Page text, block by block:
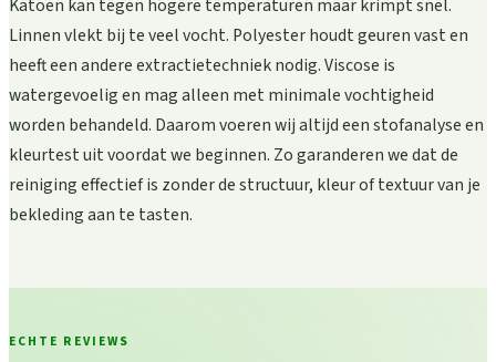
Katoen kan tegen hogere temperaturen maar krimpt snel.
Linnen vlekt bij te veel vocht. Polyester houdt geuren vast en
heeft een andere extractietechniek nodig. Viscose is
watergevoelig en mag alleen met minimale vochtigheid
worden behandeld. Daarom voeren wij altijd een stofanalyse en
kleurtest uit voordat we beginnen. Zo garanderen we dat de
reiniging effectief is zonder de structuur, kleur of textuur van je
bekleding aan te tasten.
ECHTE REVIEWS